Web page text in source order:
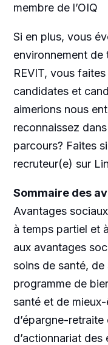
membre de l’OIQ
Si en plus, vous
environnement
REVIT, vous
candidates et
aimerions nous
reconnaissez
parcours? Faites
recruteur(e) sur
Sommaire des
Avantages
à temps partiel et
aux avantages
soins de santé,
programme de
santé et de
d’épargne-
d’actionnariat